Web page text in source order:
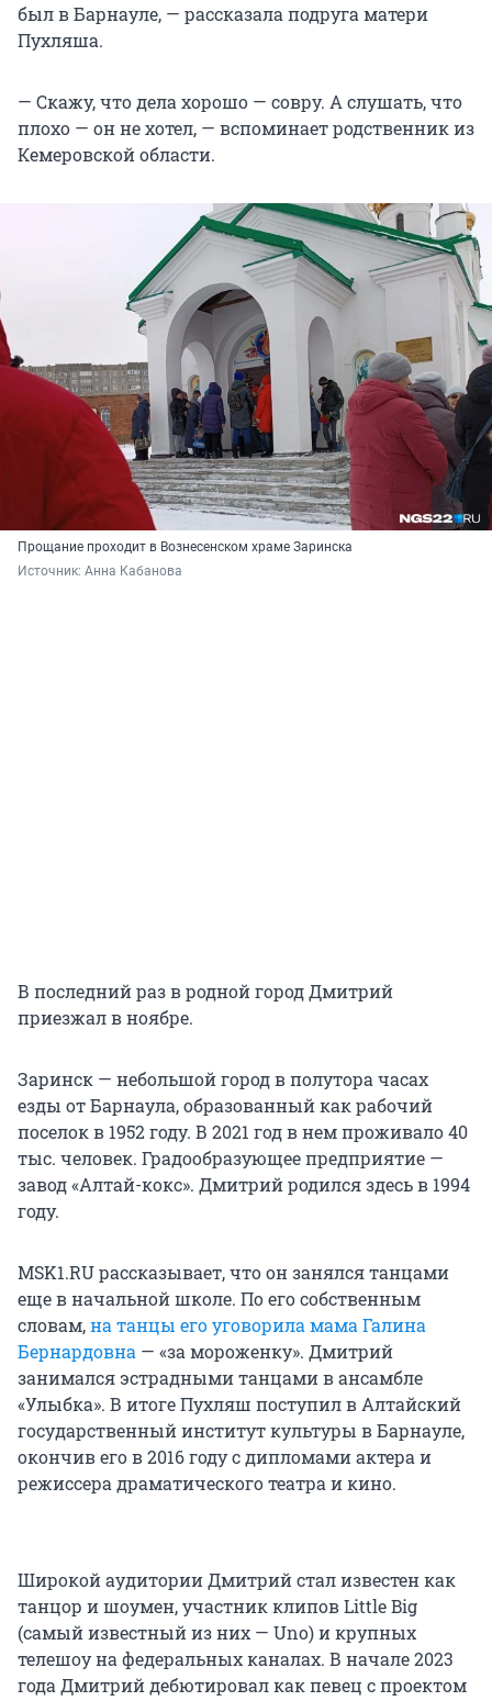
был в Барнауле, — рассказала подруга матери
Пухляша.
— Скажу, что дела хорошо — совру. А слушать, что
плохо — он не хотел, — вспоминает родственник из
Кемеровской области.
Прощание проходит в Вознесенском храме Заринска
Источник: Анна Кабанова
В последний раз в родной город Дмитрий
приезжал в ноябре.
Заринск — небольшой город в полутора часах
езды от Барнаула, образованный как рабочий
поселок в 1952 году. В 2021 год в нем проживало 40
тыс. человек. Градообразующее предприятие —
завод «Алтай-кокс». Дмитрий родился здесь в 1994
году.
MSK1.RU рассказывает, что он занялся танцами
еще в начальной школе. По его собственным
словам,на танцы его уговорила мама Галина
Бернардовна — «за мороженку». Дмитрий
занимался эстрадными танцами в ансамбле
«Улыбка». В итоге Пухляш поступил в Алтайский
государственный институт культуры в Барнауле,
окончив его в 2016 году с дипломами актера и
режиссера драматического театра и кино.
Широкой аудитории Дмитрий стал известен как
танцор и шоумен, участник клипов Little Big
(самый известный из них — Uno) и крупных
телешоу на федеральных каналах. В начале 2023
года Дмитрий дебютировал как певец с проектом